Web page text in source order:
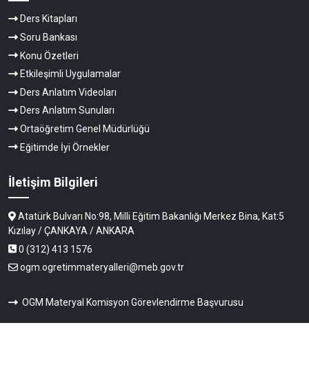
Ders Kitapları
Soru Bankası
Konu Özetleri
Etkileşimli Uygulamalar
Ders Anlatım Videoları
Ders Anlatım Sunuları
Ortaöğretim Genel Müdürlüğü
Eğitimde İyi Örnekler
İletişim Bilgileri
Atatürk Bulvarı No:98, Milli Eğitim Bakanlığı Merkez Bina, Kat:5
Kızılay / ÇANKAYA / ANKARA
0 (312) 413 1576
ogm.ogretimmateryalleri@meb.gov.tr
OGM Materyal Komisyon Görevlendirme Başvurusu